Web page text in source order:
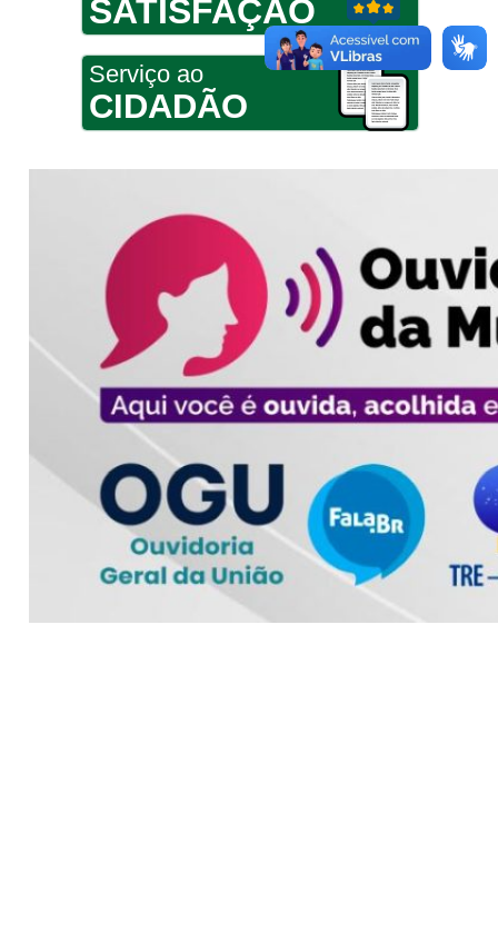
SATISFAÇÃO
Serviço ao
CIDADÃO